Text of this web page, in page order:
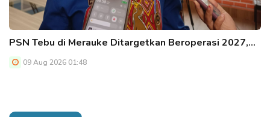
PSN Tebu di Merauke Ditargetkan Beroperasi 2027,…
09 Aug 2026 01:48